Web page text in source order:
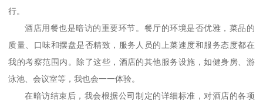
行。
酒店用餐也是暗访的重要环节。餐厅的环境是否优雅，菜品的
质量、口味和摆盘是否精致，服务人员的上菜速度和服务态度都在
我的考察范围内。除了这些，酒店的其他服务设施，如健身房、游
泳池、会议室等，我也会一一体验。
在暗访结束后，我会根据公司制定的详细标准，对酒店的各项